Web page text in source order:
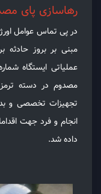
رهاسازی پای
مبنی بر بروز حادثه
مصدوم در دسته
تجهیزات تخصصی و
انجام و فرد جهت
داده شد.